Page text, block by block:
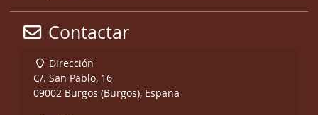
Contactar
Dirección
C/. San Pablo, 16
09002 Burgos (Burgos), España